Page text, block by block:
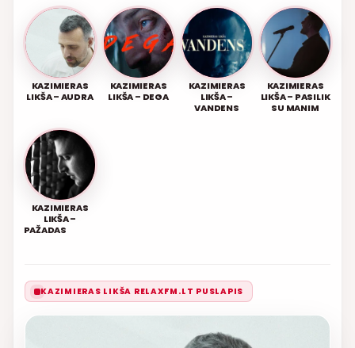
KAZIMIERAS
LIKŠA – AUDRA
KAZIMIERAS
LIKŠA – DEGA
KAZIMIERAS
LIKŠA –
VANDENS
KAZIMIERAS
LIKŠA – PASILIK
SU MANIM
KAZIMIERAS
LIKŠA –
PAŽADAS
KAZIMIERAS LIKŠA RELAXFM.LT PUSLAPIS